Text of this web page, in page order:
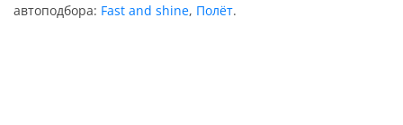
автоподбора: Fast and shine, Полёт.